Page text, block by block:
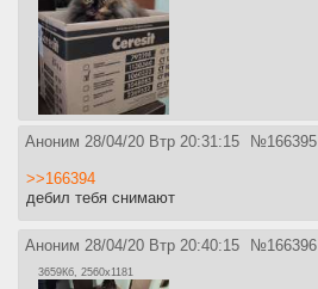
Аноним 28/04/20 Втр 20:31:15 №166395
>>166394
дебил тебя снимают
Аноним 28/04/20 Втр 20:40:15 №166396
3659Кб, 2560x1181